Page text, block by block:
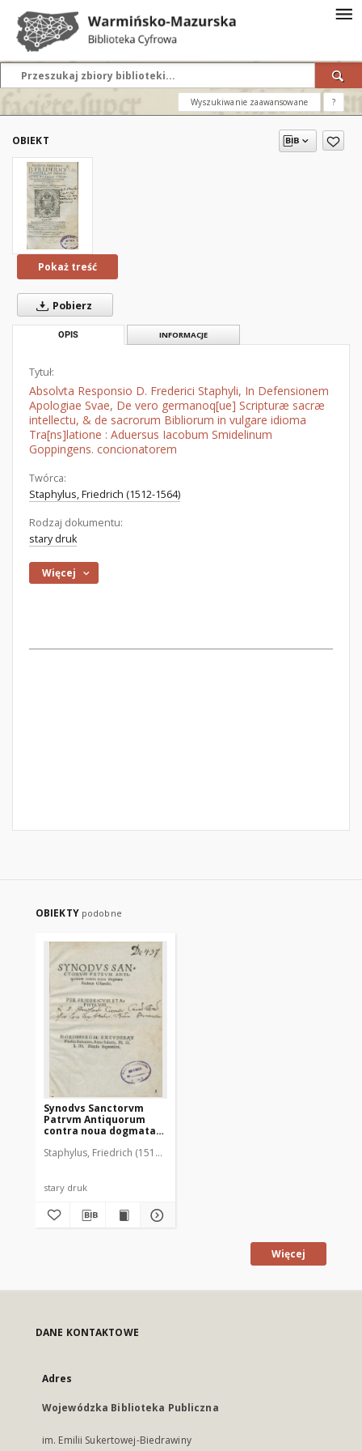
Wyszukiwanie zaawansowane ?
OBIEKT
Pokaż treść
Pobierz
OPIS INFORMACJE
Tytuł:
Absolvta Responsio D. Frederici Staphyli, In Defensionem
Apologiae Svae, De vero germanoq[ue] Scripturæ sacræ
intellectu, & de sacrorum Bibliorum in vulgare idioma
Tra[ns]latione : Aduersus Iacobum Smidelinum
Goppingens. concionatorem
Twórca:
Staphylus, Friedrich (1512-1564)
Rodzaj dokumentu:
stary druk
Więcej
OBIEKTY podobne
Synodvs Sanctorvm
Patrvm Antiquorum
contra noua dogmata
Staphylus, Friedrich (1512-1564)
stary druk
Więcej
DANE KONTAKTOWE
Adres
Wojewódzka Biblioteka Publiczna
im. Emilii Sukertowej-Biedrawiny